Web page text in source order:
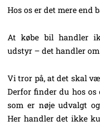
Hos os er det mere end
At købe bil handler
udstyr – det handler
Vi tror på, at det skal
Derfor finder du hos os
som er nøje udvalgt
Her handler det ikke